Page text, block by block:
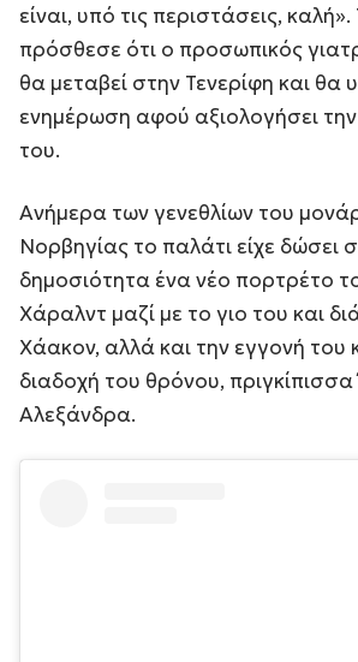
είναι, υπό τις περιστάσεις,
πρόσθεσε ότι ο προσωπικός
θα μεταβεί στην Τενερίφη και θα
ενημέρωση αφού αξιολογήσει
του.
Ανήμερα των γενεθλίων του
Νορβηγίας το παλάτι είχε δώσει
δημοσιότητα ένα νέο πορτρέτο
Χάραλντ μαζί με το γιο του και
Χάακον, αλλά και την εγγονή του
διαδοχή του θρόνου, πριγκίπισσα
Αλεξάνδρα.